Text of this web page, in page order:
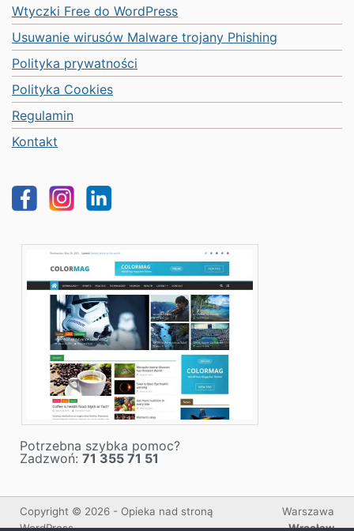
Wtyczki Free do WordPress
Usuwanie wirusów Malware trojany Phishing
Polityka prywatności
Polityka Cookies
Regulamin
Kontakt
Potrzebna szybka pomoc?
Zadzwoń: 71 355 71 51
Copyright © 2026 - Opieka nad stroną
WordPress
Warszawa
Wrocław